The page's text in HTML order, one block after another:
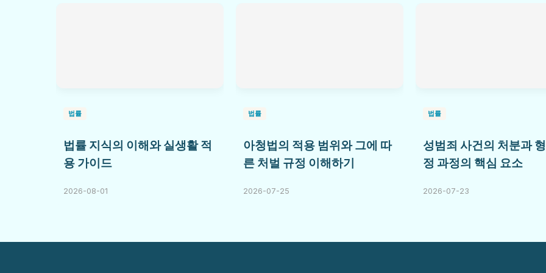
법률
법률 지식의 이해와 실생활 적
용 가이드
2026-08-01
법률
아청법의 적용 범위와 그에 따
른 처벌 규정 이해하기
2026-07-25
법률
성범죄 사건의 처분과
정 과정의 핵심 요소
2026-07-23